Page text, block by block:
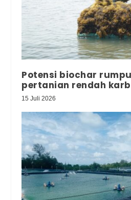
Potensi biochar
pertanian rendah
15 Juli 2026